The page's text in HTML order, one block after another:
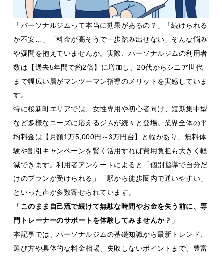
「パーソナルジムって本当に効果があるの？」「続けられる
か不安…」「料金が高そうで一歩踏み出せない」そんな悩み
や疑問を抱えていませんか。実際、パーソナルジムの利用者
数は【過去5年間で約2倍】に増加し、20代からシニア世代
まで幅広い層がマンツーマン指導のメリットを実感していま
す。
特に桜新町エリアでは、女性専用や初心者向け、短期集中型
など多様なニーズに応えるジムが続々と登場。業界全体の平
均料金は【月額1万5,000円～3万円台】と幅があり、無料体
験や割引キャンペーンを賢く活用すれば費用負担も大きく軽
減できます。利用者アンケートによると「個別指導で自分だ
けのプランが受けられる」「駅から徒歩圏内で通いやすい」
といった声が多数寄せられています。
「このまま自己流で続けて無駄な時間やお金を失う前に、専
門トレーナーのサポートを体験してみませんか？」
本記事では、パーソナルジムの基礎知識から最新トレンド、
選び方や具体的な料金相場、失敗しないポイントまで、豊富